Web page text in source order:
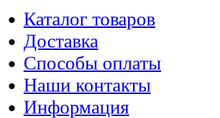
Каталог товаров
Доставка
Способы оплаты
Наши контакты
Информация